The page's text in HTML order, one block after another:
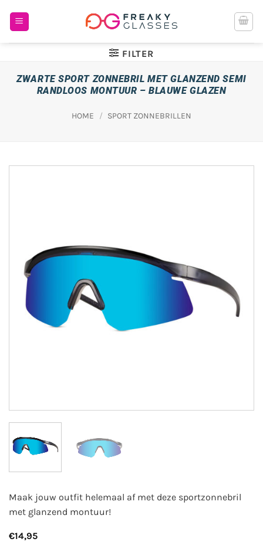
naar
FILTER
ZWARTE SPORT ZONNEBRIL MET GLANZEND SEMI
RANDLOOS MONTUUR – BLAUWE GLAZEN
HOME / SPORT ZONNEBRILLEN
Maak jouw outfit helemaal af met deze sportzonnebril
met glanzend montuur!
€14,95